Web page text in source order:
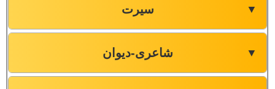
سیرت ▼
شاعری-دیوان ▼